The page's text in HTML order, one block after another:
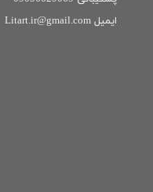
ایمیل Litart.ir@gmail.com